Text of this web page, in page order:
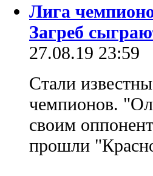
Лига
Загреб
27.08.19 23:59
Стали
чемпионов.
своим
прошли